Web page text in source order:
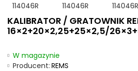
KALIBRATOR / GRATOWNIK
16×2+20×2,25+25×2,5/
W magazynie
Producent: REMS